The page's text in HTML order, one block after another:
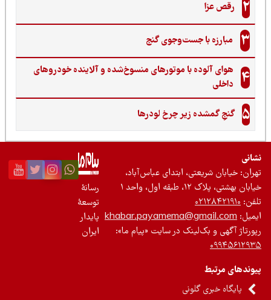
رقص عزا
مبارزه با جست‌وجوی گنج‌
هوای آلوده با موتورهای منسوخ‌شده و آلاینده خودروهای
داخلی
گنجِ گمشده زیر چرخ لودرها
خیابان شریعتی، ابتدای عباس‌آباد،
بهشتی، پلاک ۱۲، طبقه اول، واحد ۱
۰۲۱۲۸۴۲۱۹۱۰
khabar.payamema@gmail.com
آگهی و بک‌لینک در سایت «پیام ما»:
مرتبط
پایگاه خبری گلونی
توسعۀ
پایدار
ایران